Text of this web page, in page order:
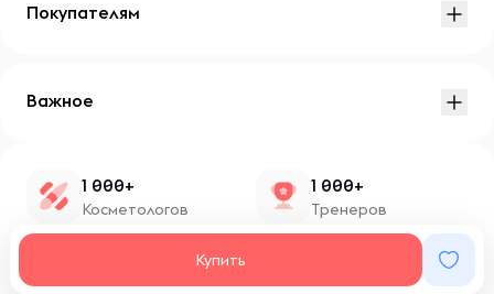
Купить
Покупателям
Важное
1 000+
Косметологов
1 000+
Тренеров
Нутрициологов Блоггеров